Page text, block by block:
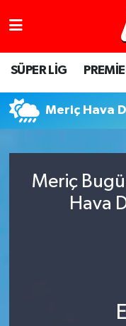
SÜPER LİG
Meriç Hava
Meriç
Hava